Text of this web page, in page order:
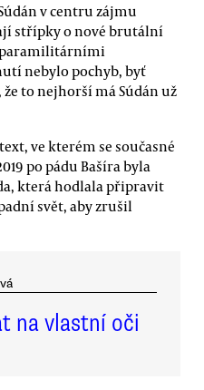
v centru zájmu
střípky o nové brutální
paramilitárními
nebylo pochyb, byť
to nejhorší má Súdán už
ve kterém se současné
po pádu Bašíra byla
která hodlala připravit
svět, aby zrušil
na vlastní oči